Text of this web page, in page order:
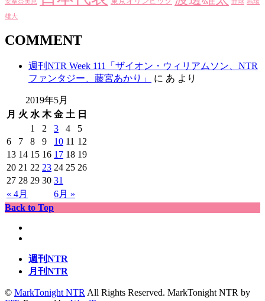
安室奈美恵 野球 馬場
雄大
COMMENT
週刊NTR Week 111「ザイオン・ウィリアムソン、NTR
ファンタジー、藤宮あかり」
に あ より
2019年5月
月 火 水 木 金 土 日
« 4月 6月 »
1 2 3 4
5
6
7 8 9 10 11 12
13 14 15 16 17 18 19
20 21 22 23 24 25 26
27 28 29 30 31
Back to Top
週刊NTR
月刊NTR
© MarkTonight NTR All Rights Reserved. MarkTonight NTR by